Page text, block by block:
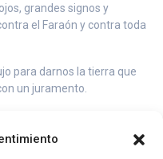
grandes signos y
el Faraón y contra toda
para darnos la tierra que
un juramento.
y para conservamos la